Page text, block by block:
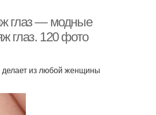
глаз — модные
глаз. 120 фото
делает из любой женщины